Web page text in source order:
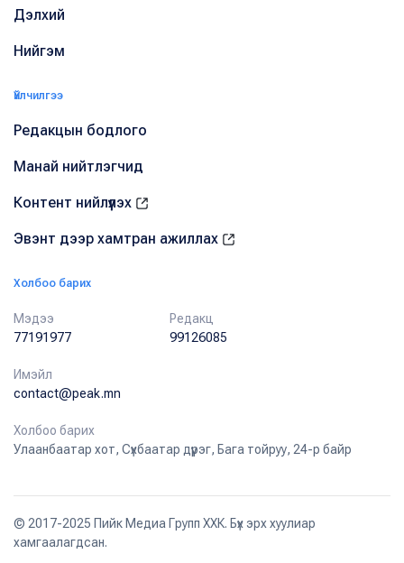
Дэлхий
Нийгэм
Үйлчилгээ
Редакцын бодлого
Манай нийтлэгчид
Контент нийлүүлэх
Эвэнт дээр хамтран ажиллах
Холбоо барих
Мэдээ
77191977
Редакц
99126085
Имэйл
contact@peak.mn
Холбоо барих
Улаанбаатар хот, Сүхбаатар дүүрэг, Бага тойруу, 24-р байр
© 2017-2025 Пийк Медиа Групп ХХК. Бүх эрх хуулиар
хамгаалагдсан.